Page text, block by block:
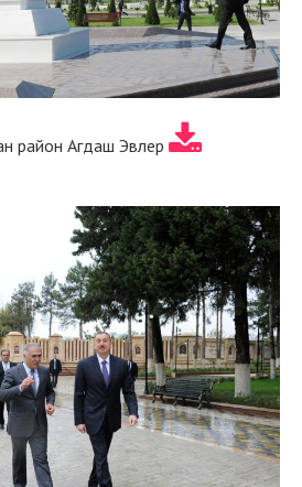
район Агдаш Эвлер